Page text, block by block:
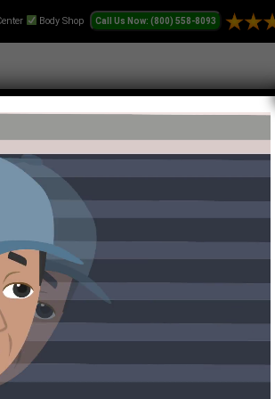
Body Shop
Videos
technologiczne. Jeśli
dzięki przejrzystym zasadom oraz
online